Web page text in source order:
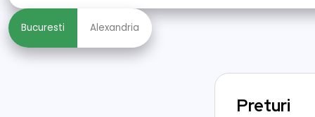
Bucuresti Alexandria
Preturi